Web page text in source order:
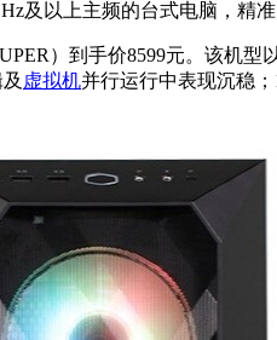
及以上主频的台式电脑，精
）到手价8599元。该机
虚拟机并行运行中表现沉稳